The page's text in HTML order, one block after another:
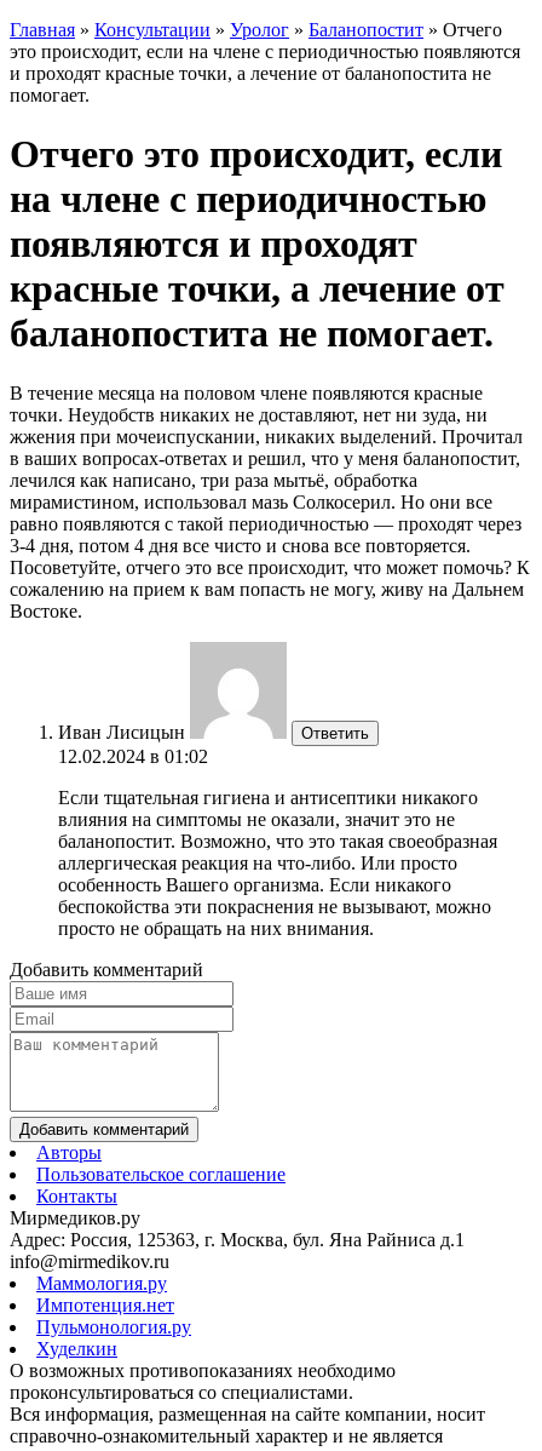
Главная » Консультации » Уролог » Баланопостит » Отчего
это происходит, если на члене с периодичностью появляются
и проходят красные точки, а лечение от баланопостита не
помогает.
Отчего это происходит, если
на члене с периодичностью
появляются и проходят
красные точки, а лечение от
баланопостита не помогает.
В течение месяца на половом члене появляются красные
точки. Неудобств никаких не доставляют, нет ни зуда, ни
жжения при мочеиспускании, никаких выделений. Прочитал
в ваших вопросах-ответах и решил, что у меня баланопостит,
лечился как написано, три раза мытьё, обработка
мирамистином, использовал мазь Солкосерил. Но они все
равно появляются с такой периодичностью — проходят через
3-4 дня, потом 4 дня все чисто и снова все повторяется.
Посоветуйте, отчего это все происходит, что может помочь? К
сожалению на прием к вам попасть не могу, живу на Дальнем
Востоке.
Иван Лисицын Ответить
12.02.2024 в 01:02
Если тщательная гигиена и антисептики никакого
влияния на симптомы не оказали, значит это не
баланопостит. Возможно, что это такая своеобразная
аллергическая реакция на что-либо. Или просто
особенность Вашего организма. Если никакого
беспокойства эти покраснения не вызывают, можно
просто не обращать на них внимания.
Добавить комментарий
Добавить комментарий
Авторы
Пользовательское соглашение
Контакты
Мирмедиков.ру
Адрес: Россия, 125363, г. Москва, бул. Яна Райниса д.1
info@mirmedikov.ru
Маммология.ру
Импотенция.нет
Пульмонология.ру
Худелкин
О возможных противопоказаниях необходимо
проконсультироваться со специалистами.
Вся информация, размещенная на сайте компании, носит
справочно-ознакомительный характер и не является